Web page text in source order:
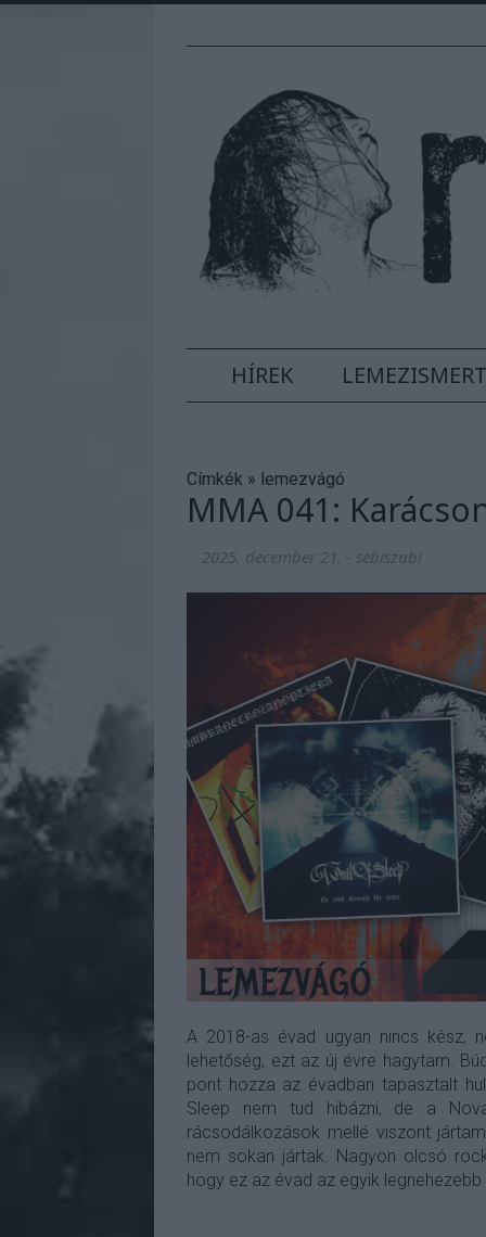
HÍREK
Címkék » lemezvágó
MMA 041:
2025. december 21. - sebiszabi
A 2018-as évad ugyan nincs kész,
lehetőség, ezt az új évre hagytam.
pont hozza az évadban tapasztalt
Sleep nem tud hibázni, de a
rácsodálkozások mellé viszont
nem sokan jártak. Nagyon olcsó
hogy ez az évad az egyik